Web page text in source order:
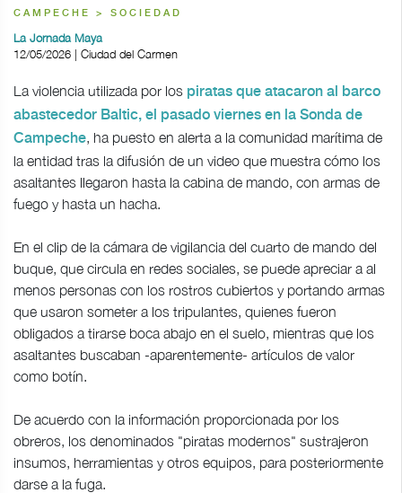
CAMPECHE > SOCIEDAD
La Jornada Maya
12/05/2026 | Ciudad del Carmen
La violencia utilizada por los piratas que atacaron al barco
abastecedor Baltic, el pasado viernes en la Sonda de
Campeche, ha puesto en alerta a la comunidad marítima de
la entidad tras la difusión de un video que muestra cómo los
asaltantes llegaron hasta la cabina de mando, con armas de
fuego y hasta un hacha.
En el clip de la cámara de vigilancia del cuarto de mando del
buque, que circula en redes sociales, se puede apreciar a al
menos personas con los rostros cubiertos y portando armas
que usaron someter a los tripulantes, quienes fueron
obligados a tirarse boca abajo en el suelo, mientras que los
asaltantes buscaban -aparentemente- artículos de valor
como botín.
De acuerdo con la información proporcionada por los
obreros, los denominados "piratas modernos" sustrajeron
insumos, herramientas y otros equipos, para posteriormente
darse a la fuga.